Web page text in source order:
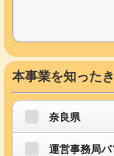
本事業を知った
奈良県
運営事務局パ